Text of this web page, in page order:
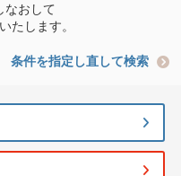
なおして
たします。
条件を指定し直して検索